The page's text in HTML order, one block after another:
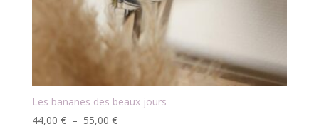
Les bananes des beaux jours
44,00 € – 55,00 €Plage